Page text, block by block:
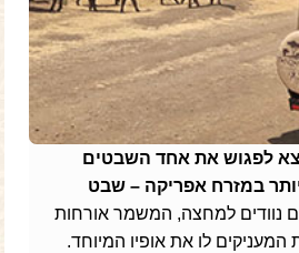
לפגוש את אחד השבטים
במזרח אפריקה – שבט
נוודים למחצה, המשמר אורחות
המעניקים לו את אופיו המיוחד.